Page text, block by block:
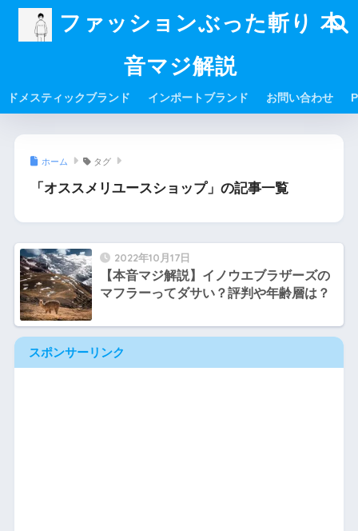
ファッションぶった斬り 本
音マジ解説
ドメスティックブランド インポートブランド お問い合わせ
ホーム タグ
「オススメリユースショップ」の記事一覧
2022年10月17日
【本音マジ解説】イノウエブラザーズの
マフラーってダサい？評判や年齢層は？
スポンサーリンク